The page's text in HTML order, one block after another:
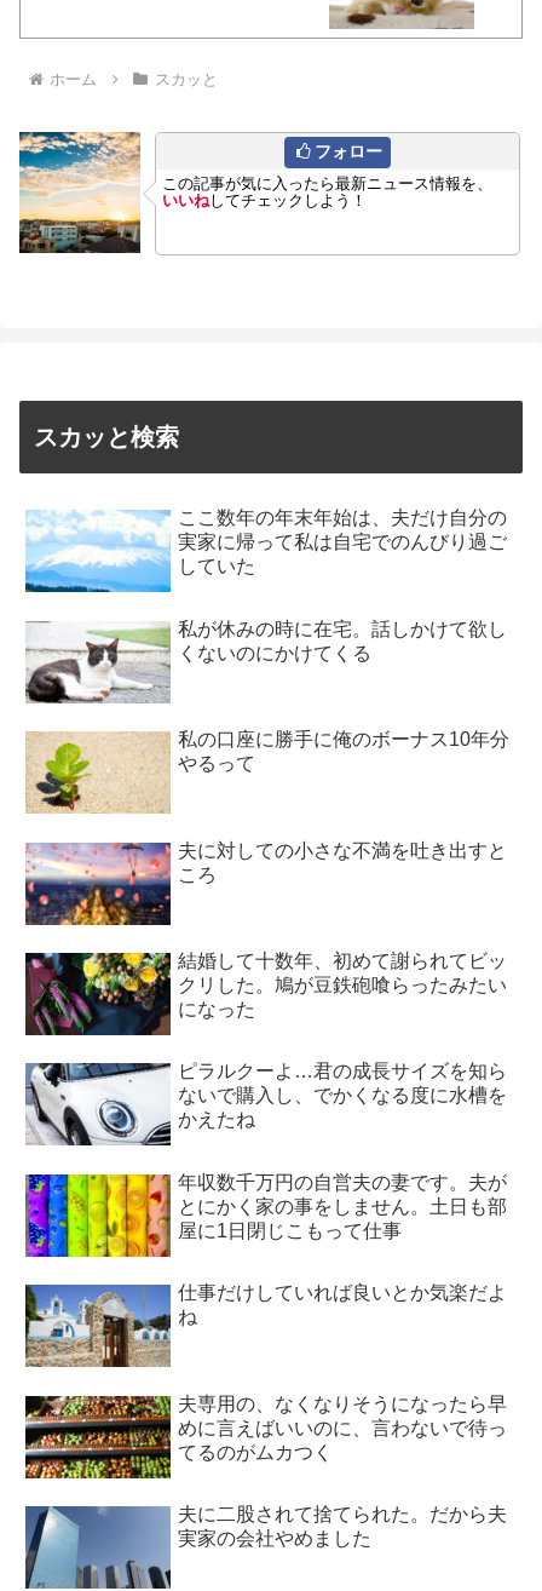
ホーム スカッと
フォロー
この記事が気に入ったら最新ニュース情報を、
いいねしてチェックしよう！
スカッと検索
ここ数年の年末年始は、夫だけ自分の
実家に帰って私は自宅でのんびり過ご
していた
私が休みの時に在宅。話しかけて欲し
くないのにかけてくる
私の口座に勝手に俺のボーナス10年分
やるって
夫に対しての小さな不満を吐き出すと
ころ
結婚して十数年、初めて謝られてビッ
クリした。鳩が豆鉄砲喰らったみたい
になった
ピラルクーよ…君の成長サイズを知ら
ないで購入し、でかくなる度に水槽を
かえたね
年収数千万円の自営夫の妻です。夫が
とにかく家の事をしません。土日も部
屋に1日閉じこもって仕事
仕事だけしていれば良いとか気楽だよ
ね
夫専用の、なくなりそうになったら早
めに言えばいいのに、言わないで待っ
てるのがムカつく
夫に二股されて捨てられた。だから夫
実家の会社やめました